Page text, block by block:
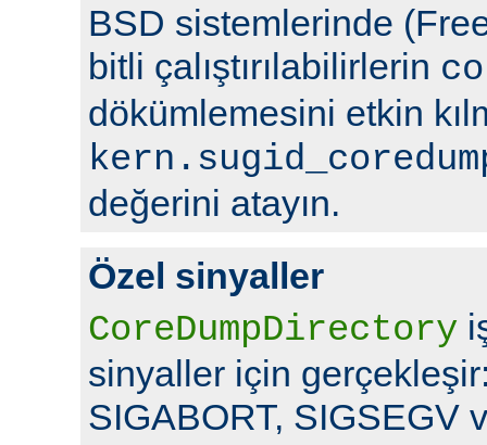
BSD sistemlerinde
bitli çalıştırılabilirlerin
dökümlemesini etkin
değerini atayın.
Özel sinyaller
CoreDumpDirectory
sinyaller için
SIGABORT, SIGSEGV